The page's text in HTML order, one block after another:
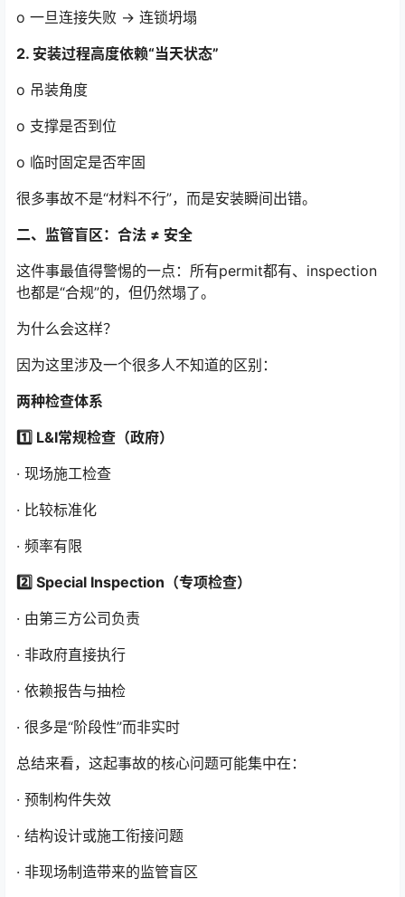
o 一旦连接失败 → 连锁坍塌
2. 安装过程高度依赖“当天状态”
o 吊装角度
o 支撑是否到位
o 临时固定是否牢固
很多事故不是“材料不行”，而是安装瞬间出错。
二、监管盲区：合法 ≠ 安全
这件事最值得警惕的一点：所有permit都有、inspection
也都是“合规”的，但仍然塌了。
为什么会这样？
因为这里涉及一个很多人不知道的区别：
两种检查体系
1️⃣ L&I常规检查（政府）
· 现场施工检查
· 比较标准化
· 频率有限
2️⃣ Special Inspection（专项检查）
· 由第三方公司负责
· 非政府直接执行
· 依赖报告与抽检
· 很多是“阶段性”而非实时
总结来看，这起事故的核心问题可能集中在：
· 预制构件失效
· 结构设计或施工衔接问题
· 非现场制造带来的监管盲区